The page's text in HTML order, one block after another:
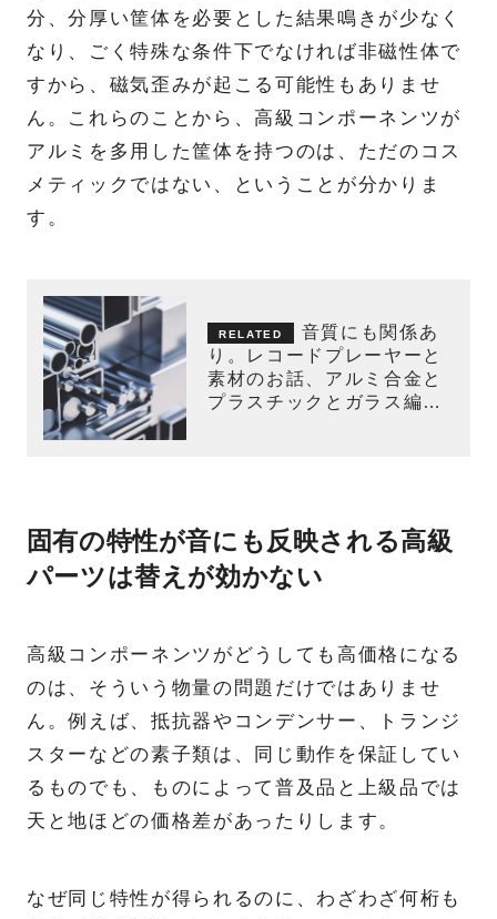
分、分厚い筐体を必要とした結果鳴きが少なく
なり、ごく特殊な条件下でなければ非磁性体で
すから、磁気歪みが起こる可能性もありませ
ん。これらのことから、高級コンポーネンツが
アルミを多用した筐体を持つのは、ただのコス
メティックではない、ということが分かりま
す。
音質にも関係あ
り。レコードプレーヤーと
素材のお話、アルミ合金と
プラスチックとガラス編
固有の特性が音にも反映される高級
パーツは替えが効かない
高級コンポーネンツがどうしても高価格になる
のは、そういう物量の問題だけではありませ
ん。例えば、抵抗器やコンデンサー、トランジ
スターなどの素子類は、同じ動作を保証してい
るものでも、ものによって普及品と上級品では
天と地ほどの価格差があったりします。
なぜ同じ特性が得られるのに、わざわざ何桁も